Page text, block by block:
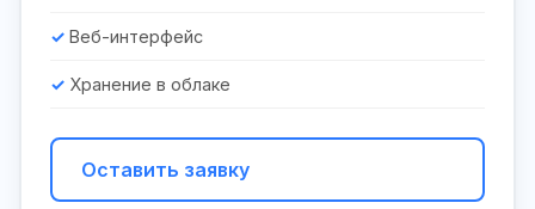
Веб-интерфейс
Хранение в облаке
Оставить заявку